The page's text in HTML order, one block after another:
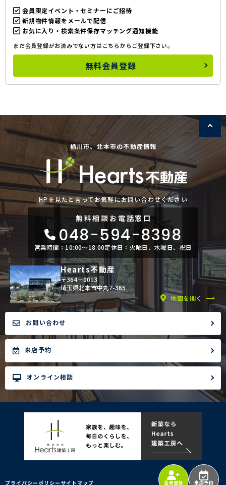
会員限定イベント・セミナーにご招待
新規物件情報をメールで配信
お気に入り・検索条件保存マッチング通知機能
まだ会員登録がお済みでない方はこちらからご登録下さい。
無料会員登録
会員登録 来店予約
桶川市、北本市の不動産情報
HPを見たと言ってお気軽にお問い合わせください
無料相談お電話窓口
048-594-8398
営業時間：10:00〜18:00定休日：火曜日、水曜日、祝日
Hearts不動産
〒364－0013
埼玉県北本市中丸7-365
地図を開く
お問い合わせ
来店予約
オンライン相談
プライバシーポリシー サイトマップ